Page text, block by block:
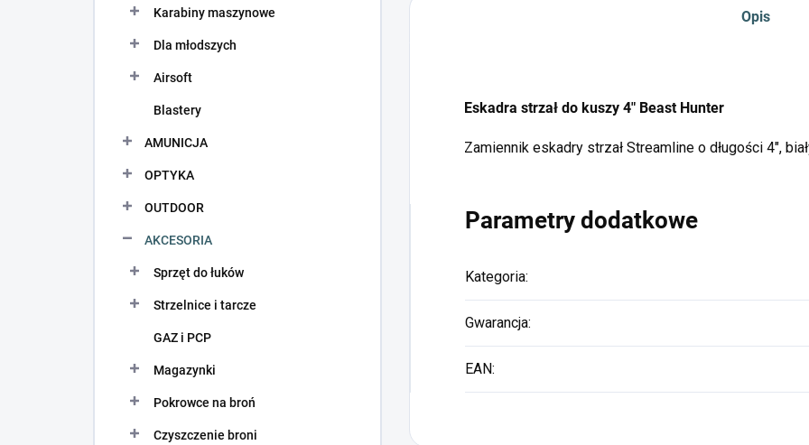
Karabiny maszynowe
Dla młodszych
Airsoft
Blastery
AMUNICJA
OPTYKA
OUTDOOR
AKCESORIA
Sprzęt do łuków
Strzelnice i tarcze
GAZ i PCP
Magazynki
Pokrowce na broń
Czyszczenie broni
Opis
Eskadra strzał do kuszy 4" Beast Hunter
Zamiennik eskadry strzał Streamline o długości 4",
Parametry dodatkowe
Kategoria:
Gwarancja:
EAN: